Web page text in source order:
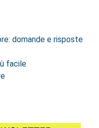
domande e risposte
facile